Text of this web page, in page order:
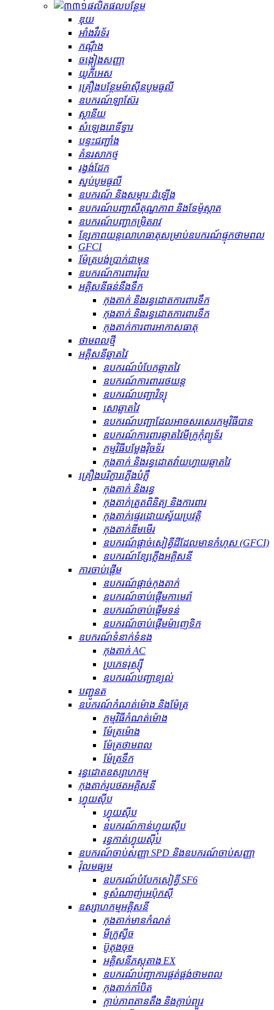
ផលិតផលបន្ថែម
ឌុយ
អាំងវឺរទ័រ
កណ្ដឹង
ចង្កៀងសញ្ញា
យូភីអេស
គ្រឿងបន្ថែមម៉ាស៊ីនបូមធូលី
ឧបករណ៍ឡាស៊ែរ
ស្ថានីយ
សំឡេងរោទិ៍ទ្វារ
បន្ទះជញ្ជាំង
គំនរសាកថ្ម
រង្វង់ដែក
ស្នប់បូមធូលី
ឧបករណ៍ និងសម្ភារៈដំឡើង
ឧបករណ៍បញ្ជាសីតុណ្ហភាព និងទែម៉ូស្តាត
ឧបករណ៍បញ្ជាកម្រិតរាវ
ខ្សែភាពយន្តលោហធាតុសម្រាប់ឧបករណ៍ផ្ទុកថាមពល
GFCI
ម៉ែត្របង់ប្រាក់ជាមុន
ឧបករណ៍ការពារវ៉ុល
អគ្គិសនីធន់នឹងទឹក
កុងតាក់ និងរន្ធដោតការពារទឹក
កុងតាក់ និងរន្ធដោតការពារទឹក
កុងតាក់ការពារអាកាសធាតុ
ថាមពលថ្មី
អគ្គិសនីឆ្លាតវៃ
ឧបករណ៍បំបែកឆ្លាតវៃ
ឧបករណ៍ការពាររថយន្ត
ឧបករណ៍បញ្ជាវិទ្យុ
សោឆ្លាតវៃ
ឧបករណ៍បញ្ជាដែលអាចសរសេរកម្មវិធីបាន
ឧបករណ៍ការពារឆ្លាតវៃមីក្រូកុំព្យូទ័រ
កម្មវិធីបម្លែងវ៉ិចទ័រ
កុងតាក់ និងរន្ធដោតវ៉ាយហ្វាយឆ្លាតវៃ
គ្រឿងបរិក្ខារភ្លើងបំភ្លឺ
កុងតាក់ និងរន្ធ
កុងតាក់ត្រួតពិនិត្យ និងការពារ
កុងតាក់ផ្ទេរដោយស្វ័យប្រវត្តិ
កុងតាក់ឌីមមើរ
ឧបករណ៍​ផ្តាច់​សៀគ្វី​ដី​ដែល​មាន​កំហុស (GFCI)
ឧបករណ៍ខ្សែភ្លើងអគ្គិសនី
ការចាប់ផ្តើម
ឧបករណ៍ផ្តាច់កុងតាក់
ឧបករណ៍ចាប់ផ្តើមកាមេរ៉ា
ឧបករណ៍ចាប់ផ្តើមទន់
ឧបករណ៍ចាប់ផ្តើមម៉ាញេទិក
ឧបករណ៍​ទំនាក់ទំនង
កុងតាក់ AC
ប្រភេទរុស្ស៊ី
ឧបករណ៍បញ្ជាខ្យល់
បញ្ជូនត
ឧបករណ៍កំណត់ម៉ោង និងម៉ែត្រ
កម្មវិធីកំណត់ម៉ោង
ម៉ែត្រម៉ោង
ម៉ែត្រថាមពល
ម៉ែត្រទឹក
រន្ធដោតឧស្សាហកម្ម
កុងតាក់រូបថតអគ្គិសនី
ហ្វុយស៊ីប
ហ្វុយស៊ីប
ឧបករណ៍​កាន់​ហ្វុយស៊ីប
រន្ធ​កាត់​ហ្វុយស៊ីប
ឧបករណ៍ចាប់សញ្ញា SPD និងឧបករណ៍ចាប់សញ្ញា
វ៉ុលមធ្យម
ឧបករណ៍បំបែកសៀគ្វី SF6
ទូសំណាញ់អេប៉ុកស៊ី
ឧស្សាហកម្មអគ្គិសនី
កុងតាក់មានកំណត់
មីក្រូស្វីច
ប៊ូតុងចុច
អគ្គិសនីភស្តុតាង EX
ឧបករណ៍បញ្ជាការផ្គត់ផ្គង់ថាមពល
កុងតាក់កាំបិត
ក្ដាប់ភាពតានតឹង និងក្ដាប់ព្យួរ